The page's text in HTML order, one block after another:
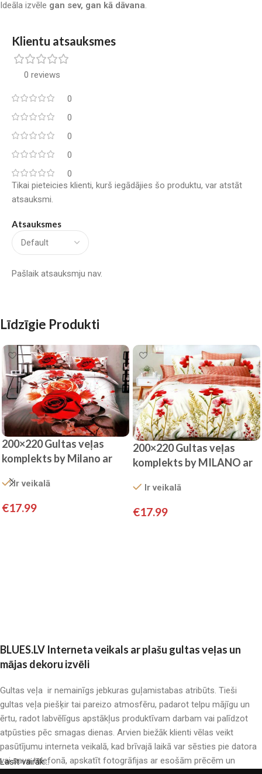
Ideāla izvēle gan sev, gan kā dāvana.
Klientu atsauksmes
0 reviews
0
0
0
0
0
Atsauksmes
Pašlaik atsauksmju nav.
Tikai pieteicies klienti, kurš iegādājies šo produktu, var atstāt
atsauksmi.
Līdzīgie Produkti
200×220 Gultas veļas
komplekts by Milano ar
satīns
Ir veikalā
€17.99
200×220 Gultas veļas
komplekts by MILANO ar
SATĪNS
Ir veikalā
€17.99
BLUES.LV Interneta veikals ar plašu gultas veļas un
mājas dekoru izvēli
Gultas veļa ir nemainīgs jebkuras guļamistabas atribūts. Tieši
gultas veļa piešķir tai pareizo atmosfēru, padarot telpu mājīgu un
ērtu, radot labvēlīgus apstākļus produktīvam darbam vai palīdzot
atpūsties pēc smagas dienas. Arvien biežāk klienti vēlas veikt
pasūtījumu interneta veikalā, kad brīvajā laikā var sēsties pie datora
vai sava telefonā, apskatīt fotogrāfijas ar esošām prēcēm un
Lasīt vairāk...